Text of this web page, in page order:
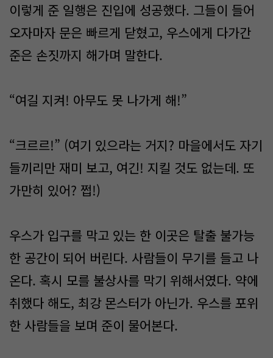
이렇게 준 일행은 진입에 성공했다. 그들이 들어
오자마자 문은 빠르게 닫혔고, 우스에게 다가간
준은 손짓까지 해가며 말한다.
“여길 지켜! 아무도 못 나가게 해!”
“크르르!” (여기 있으라는 거지? 마을에서도 자기
들끼리만 재미 보고, 여긴! 지킬 것도 없는데. 또
가만히 있어? 쩝!)
우스가 입구를 막고 있는 한 이곳은 탈출 불가능
한 공간이 되어 버린다. 사람들이 무기를 들고 나
온다. 혹시 모를 불상사를 막기 위해서였다. 약에
취했다 해도, 최강 몬스터가 아닌가. 우스를 포위
한 사람들을 보며 준이 물어본다.